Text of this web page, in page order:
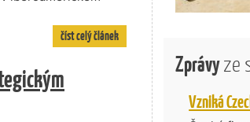
číst celý článek
Zprávyze